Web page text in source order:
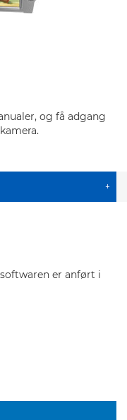
og få adgang
+
er anført i